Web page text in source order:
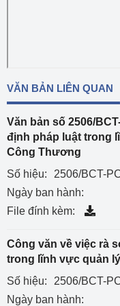
VĂN BẢN LIÊN QUAN
Văn bản số 2506/
định pháp luật trong
Công Thương
Số hiệu:
2506/BCT-
Ngày ban hành:
File đính kèm:
Công văn về việc rà
trong lĩnh vực quản
Số hiệu:
2506/BCT-
Ngày ban hành: